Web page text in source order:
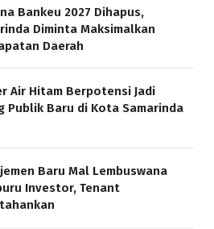
Bankeu 2027 Dihapus,
Diminta Maksimalkan
Daerah
Air Hitam Berpotensi Jadi
Publik Baru di Kota Samarinda
Baru Mal Lembuswana
Investor, Tenant